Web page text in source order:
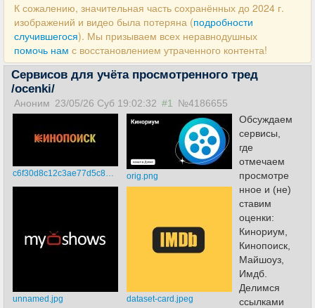
К сожалению, значительная часть сохранённых до 2024 г.
изображений и видео была потеряна (подробности
случившегося). Мы призываем всех неравнодушных
помочь нам с восстановлением утраченного контента!
Сервисов для учёта просмотренного тред
/ocenki/
Аноним 23/05/26 Суб 19:02:32 #1 №4186655
c6f30d8c12c3ae77d5c8d2d7132b386d.jpeg orig.png
unnamed.jpg dataset-card.jpeg
Обсуждаем
сервисы,
где
отмечаем
просмотре
нное и (не)
ставим
оценки:
Кинориум,
Кинопоиск,
Майшоуз,
Имдб.
Делимся
ссылками